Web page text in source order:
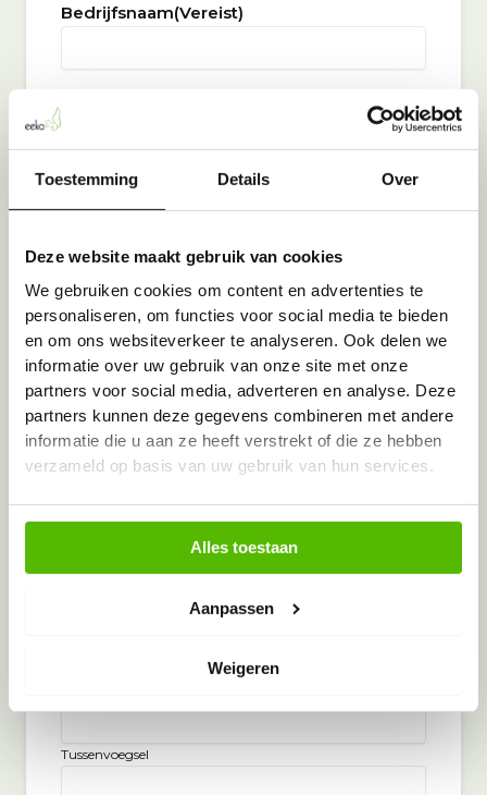
Toestemming Details Over
Deze website maakt gebruik van cookies
We gebruiken cookies om content en advertenties te
personaliseren, om functies voor social media te bieden
en om ons websiteverkeer te analyseren. Ook delen we
informatie over uw gebruik van onze site met onze
partners voor social media, adverteren en analyse. Deze
partners kunnen deze gegevens combineren met andere
informatie die u aan ze heeft verstrekt of die ze hebben
verzameld op basis van uw gebruik van hun services.
Alles toestaan
Aanpassen
Weigeren
Bedrijfsnaam(Vereist)
Postcode
Telefoon(Vereist)
E-mailadres
Contactpersoon
Je naam(Vereist)
Tussenvoegsel